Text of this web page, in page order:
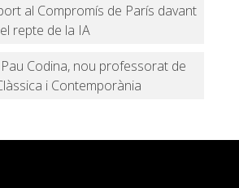
al Compromís de París davant
el repte de la IA
Codina, nou professorat de
i Contemporània